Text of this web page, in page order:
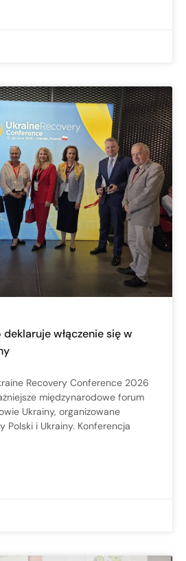
deklaruje włączenie się w
Recovery Conference 2026
międzynarodowe forum
Ukrainy, organizowane
Polski i Ukrainy. Konferencja